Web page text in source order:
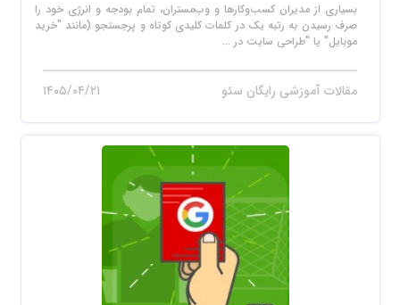
بسیاری از مدیران کسب‌وکارها و وب‌مستران، تمام بودجه و انرژی خود را
صرف رسیدن به رتبه یک در کلمات کلیدی کوتاه و پرجستجو (مانند "خرید
موبایل" یا "طراحی سایت در ...
مقالات آموزشی رایگان سئو ۱۴۰۵/۰۴/۲۱